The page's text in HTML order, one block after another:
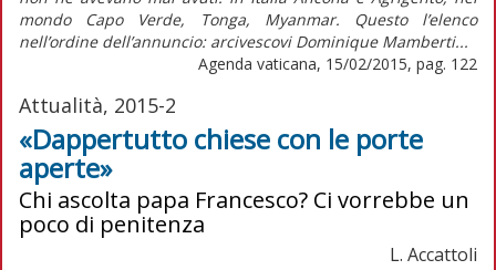
mondo Capo Verde, Tonga, Myanmar. Questo l’elenco
nell’ordine dell’annuncio: arcivescovi Dominique Mamberti...
Agenda vaticana, 15/02/2015, pag. 122
Attualità, 2015-2
«Dappertutto chiese con le porte
aperte»
Chi ascolta papa Francesco? Ci vorrebbe un
poco di penitenza
L. Accattoli